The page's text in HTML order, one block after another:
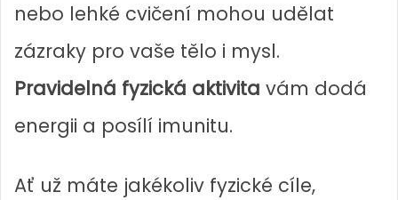
nebo lehké cvičení mohou udělat
zázraky pro vaše tělo i mysl.
Pravidelná fyzická aktivita vám dodá
energii a posílí imunitu.
Ať už máte jakékoliv fyzické cíle,